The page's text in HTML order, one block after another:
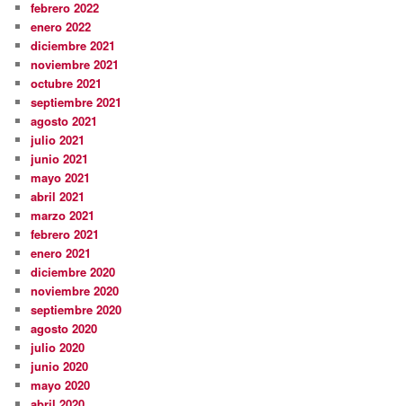
febrero 2022
enero 2022
diciembre 2021
noviembre 2021
octubre 2021
septiembre 2021
agosto 2021
julio 2021
junio 2021
mayo 2021
abril 2021
marzo 2021
febrero 2021
enero 2021
diciembre 2020
noviembre 2020
septiembre 2020
agosto 2020
julio 2020
junio 2020
mayo 2020